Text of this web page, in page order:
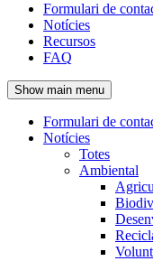
Navegació
principal
de
l'encapçalament
Formulari de
Notícies
Recursos
FAQ
Show main menu
Navegació
principal
Formulari de
Notícies
Totes
Ambiental